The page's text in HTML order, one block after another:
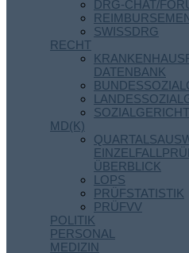
DRG-CHAT/
SWISSDRG
RECHT
DATENBANK
SOZIALGERICHT
MD(K)
ÜBERBLICK
LOPS
PRÜFSTATISTIK
PRÜFVV
POLITIK
PERSONAL
MEDIZIN